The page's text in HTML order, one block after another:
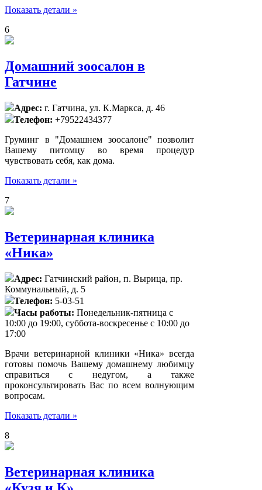
Показать детали »
6
Домашний зоосалон в
Гатчине
Адрес: г. Гатчина, ул. К.Маркса, д. 46
Телефон: +79522434377
Груминг в "Домашнем зоосалоне" позволит
Вашему питомцу во время процедур
чувствовать себя, как дома.
Показать детали »
7
Ветеринарная клиника
«Ника»
Адрес: Гатчинский район, п. Вырица, пр.
Коммунальный, д. 5
Телефон: 5-03-51
Часы работы: Понедельник-пятница с
10:00 до 19:00, суббота-воскресенье с 10:00 до
17:00
Врачи ветеринарной клиники «Ника» всегда
готовы помочь Вашему домашнему любимцу
справиться с недугом, а также
проконсультировать Вас по всем волнующим
вопросам.
Показать детали »
8
Ветеринарная клиника